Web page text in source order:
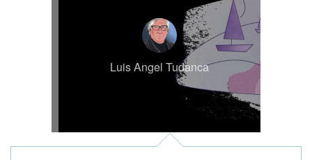
Luis Angel Tudanca